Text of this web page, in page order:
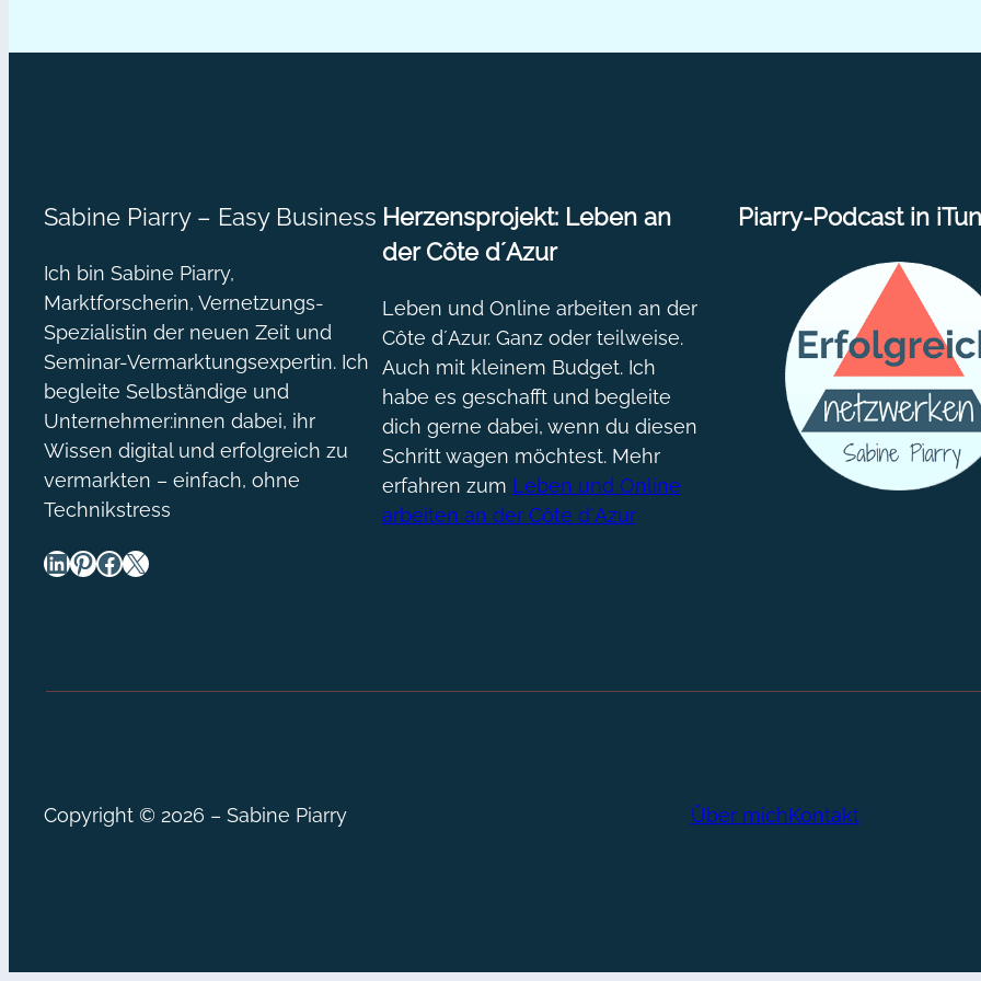
Sabine Piarry – Easy Business
Ich bin Sabine Piarry,
Marktforscherin, Vernetzungs-
Spezialistin der neuen Zeit und
Seminar-Vermarktungsexpertin. Ich
begleite Selbständige und
Unternehmer:innen dabei, ihr
Wissen digital und erfolgreich zu
vermarkten – einfach, ohne
Technikstress
LinkedIn Pinterest Facebook X
Herzensprojekt: Leben an
der Côte d´Azur
Leben und Online arbeiten an der
Côte d´Azur. Ganz oder teilweise.
Auch mit kleinem Budget. Ich
habe es geschafft und begleite
dich gerne dabei, wenn du diesen
Schritt wagen möchtest. Mehr
erfahren zum Leben und Online
arbeiten an der Côte d´Azur
Piarry-Podcast in
Copyright © 2026 – Sabine Piarry Über michKontakt